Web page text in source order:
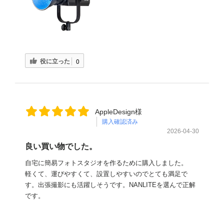
役に立った 0
AppleDesign様
購入確認済み
2026-04-30
良い買い物でした。
自宅に簡易フォトスタジオを作るために購入しました。
軽くて、運びやすくて、設置しやすいのでとても満足で
す。出張撮影にも活躍しそうです。NANLITEを選んで正解
です。